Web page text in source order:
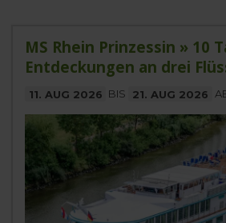
Suche
MS Rhein Prinzessin » 10
Entdeckungen an drei
11. AUG 2026 BIS 21. AUG 2026